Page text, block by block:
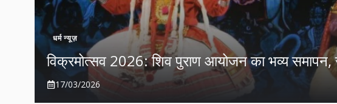
धर्म न्यूज़
विक्रमोत्सव 2026: शिव पुराण आयोजन का भव्य समापन,
17/03/2026